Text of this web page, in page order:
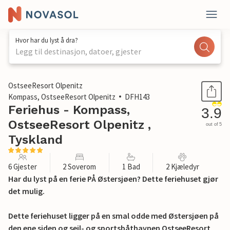
Hvor har du lyst å dra?
Legg til destinasjon, datoer, gjester
1 / 25
OstseeResort Olpenitz
Kompass, OstseeResort Olpenitz
DFH143
Feriehus - Kompass,
OstseeResort Olpenitz ,
Tyskland
3.9
out of 5
6 Gjester 2 Soverom 1 Bad 2 Kjæledyr
Har du lyst på en ferie PÅ Østersjøen? Dette feriehuset gjør
det mulig.
Dette feriehuset ligger på en smal odde med Østersjøen på